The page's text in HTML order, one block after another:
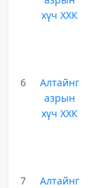
хүч ХХК
6
Алтайнг
азрын
хүч ХХК
7
Алтайнг